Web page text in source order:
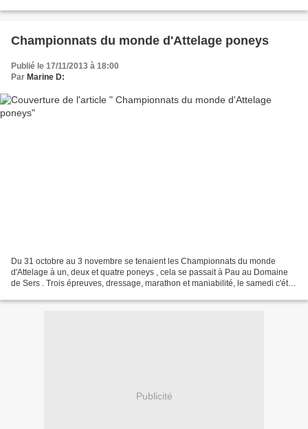
Championnats du monde d'Attelage poneys
Publié le 17/11/2013 à 18:00
Par Marine D:
Du 31 octobre au 3 novembre se tenaient les Championnats du monde
d'Attelage à un, deux et quatre poneys , cela se passait à Pau au Domaine
de Sers . Trois épreuves, dressage, marathon et maniabilité, le samedi c'était
Publicité